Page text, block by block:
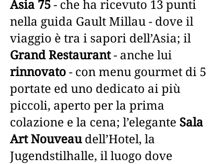
Asia 75- che ha ricevuto 13 punti
nella guida Gault Millau - dove il
viaggio è tra i sapori dell’Asia; il
Grand Restaurant- anche lui
rinnovato- con menu gourmet di 5
portate ed uno dedicato ai più
piccoli, aperto per la prima
colazione e la cena; l’elegante Sala
Art Nouveaudell’Hotel, la
Jugendstilhalle, il luogo dove